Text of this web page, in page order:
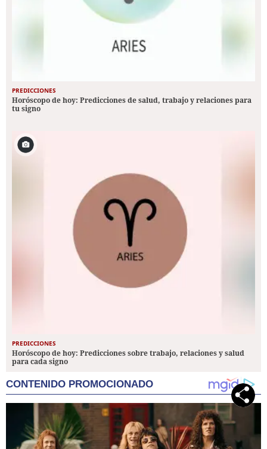
PREDICCIONES
Horóscopo de hoy: Predicciones de salud, trabajo y relaciones para
tu signo
PREDICCIONES
Horóscopo de hoy: Predicciones sobre trabajo, relaciones y salud
para cada signo
CONTENIDO PROMOCIONADO